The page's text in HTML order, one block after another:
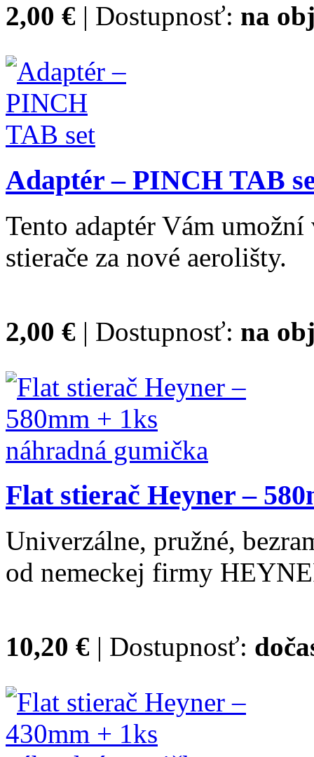
2,00 € | Dostupnosť: na
Adaptér – PINCH TAB
Tento adaptér Vám
stierače za nové aerolišty.
2,00 € | Dostupnosť: na
Flat stierač Heyner –
Univerzálne, pružné,
od nemeckej firmy
10,20 € | Dostupnosť: